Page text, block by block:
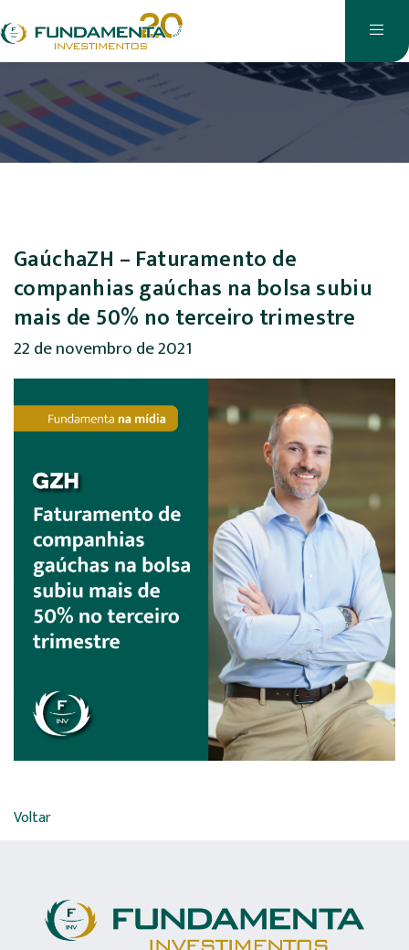
GaúchaZH – Faturamento de
companhias gaúchas na bolsa subiu
mais de 50% no terceiro trimestre
22 de novembro de 2021
Voltar